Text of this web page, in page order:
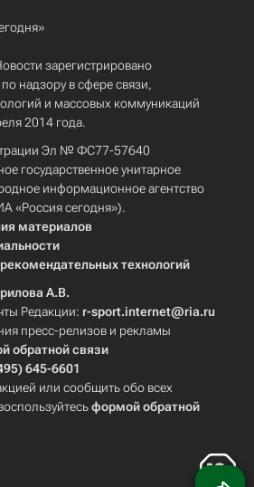
зарегистрировано
надзору в сфере связи,
и массовых коммуникаций
2014 года.
Эл № ФС77-57640
государственное унитарное
информационное агентство
«Россия сегодня»).
материалов
технологий
А.В.
Редакции: r-sport.internet@ria.ru
пресс-релизов и рекламы
обратной связи
645-6601
или сообщить обо всех
формой обратной